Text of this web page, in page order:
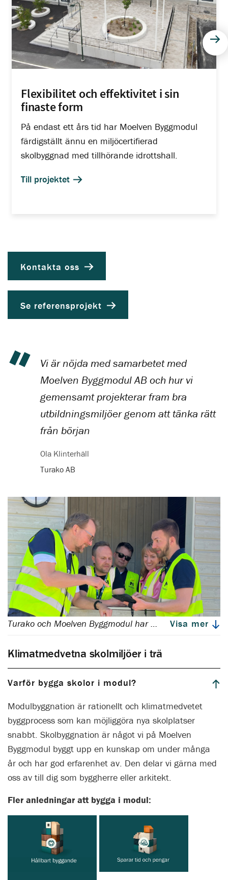
Flexibilitet och effektivitet i sin
finaste form
På endast ett års tid har Moelven Byggmodul
färdigställt ännu en miljöcertifierad
skolbyggnad med tillhörande idrottshall.
Till projektet
Kontakta oss
Se referensprojekt
Vi är nöjda med samarbetet med
Moelven Byggmodul AB och hur vi
gemensamt projekterar fram bra
utbildningsmiljöer genom att tänka rätt
från början
Ola Klinterhäll
Turako AB
Turako och Moelven Byggmodul har ett långt och gott samarbete. Fr.v. Mats Mattsson (Turako), Robin Sjölin (Moelven), John Geiborg (Moelven), Karin Ankar (Turako) och Josua Franz (Moelven) Visa mer
Klimatmedvetna skolmiljöer i trä
Varför bygga skolor i modul?
Modulbyggnation är rationellt och klimatmedvetet
byggprocess som kan möjliggöra nya skolplatser
snabbt. Skolbyggnation är något vi på Moelven
Byggmodul byggt upp en kunskap om under många
år och har god erfarenhet av. Den delar vi gärna med
oss av till dig som byggherre eller arkitekt.
Fler anledningar att bygga i modul: